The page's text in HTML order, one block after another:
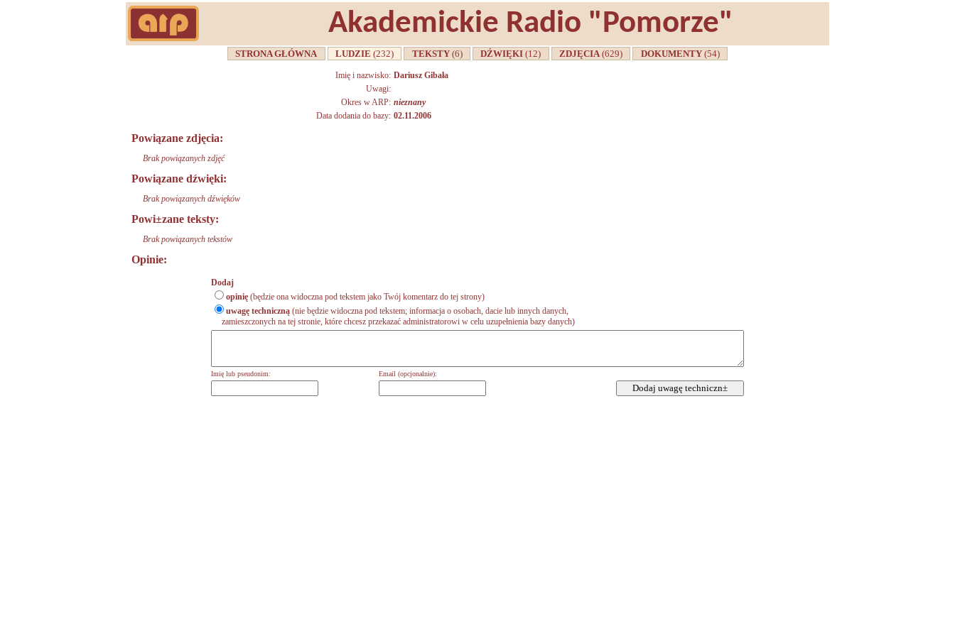
Akademickie Radio "Pomorze"
STRONA GŁÓWNA LUDZIE(232) TEKSTY (6) DŹWIĘKI(12) ZDJĘCIA(629) DOKUMENTY (54)
Imię i nazwisko: Dariusz Gibała
Uwagi:
Okres w ARP: nieznany
Data dodania do bazy: 02.11.2006
Powiązane zdjęcia:
Brak powiązanych zdjęć
Powiązane dźwięki:
Brak powiązanych dźwięków
Powi±zane teksty:
Brak powiązanych tekstów
Opinie:
Dodaj
opinię (będzie ona widoczna pod tekstem jako Twój komentarz do tej strony)
uwagę techniczną (nie będzie widoczna pod tekstem; informacja o osobach, dacie lub innych danych,
zamieszczonych na tej stronie, które chcesz przekazać administratorowi w celu uzupełnienia bazy danych)
Imię lub pseudonim: Email (opcjonalnie):